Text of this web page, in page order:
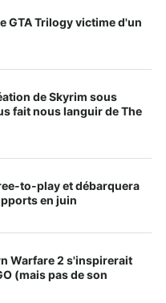
GTA Trilogy victime d'un
de Skyrim sous
fait nous languir de The
to-play et débarquera
en juin
Warfare 2 s'inspirerait
(mais pas de son